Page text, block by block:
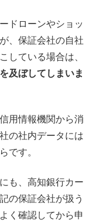
ドローンやショッ
、保証会社の自社
している場合は、
及ぼしてしまいま
用情報機関から消
の社内データには
です。
も、高知銀行カー
の保証会社が扱う
く確認してから申